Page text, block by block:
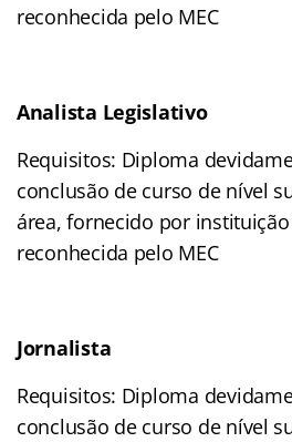
reconhecida pelo MEC
Analista Legislativo
Requisitos: Diploma
conclusão de curso de nível
área, fornecido por
reconhecida pelo MEC
Jornalista
Requisitos: Diploma
conclusão de curso de nível